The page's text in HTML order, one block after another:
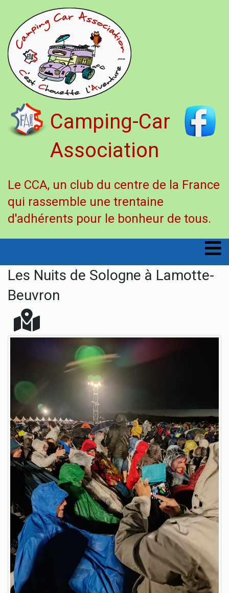
Camping-Car
Association
Le CCA, un club du centre de la France
qui rassemble une trentaine
d'adhérents pour le bonheur de tous.
Les Nuits de Sologne à Lamotte-
Beuvron